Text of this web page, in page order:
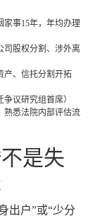
事15年，年均办理
股权分割、涉外离
、信托分割开拓
议研究组首席）
悉法院内部评估流
是失
出户”或“少分